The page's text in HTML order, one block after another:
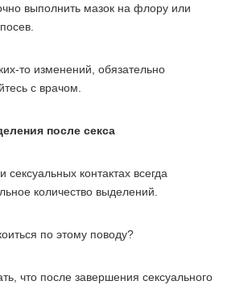
выполнить мазок на флору или
то изменений, обязательно
с врачом.
после секса
сексуальных контактах всегда
количество выделений.
по этому поводу?
что после завершения сексуального